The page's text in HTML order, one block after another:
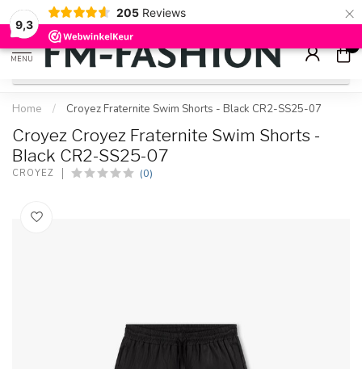
9,3
205 Reviews ×
Check onzesale artikelenvoor flinke kortingen
MENU
0
Home / Croyez Fraternite Swim Shorts - Black CR2-SS25-07
Croyez Croyez Fraternite Swim Shorts -
Black CR2-SS25-07
CROYEZ (0)